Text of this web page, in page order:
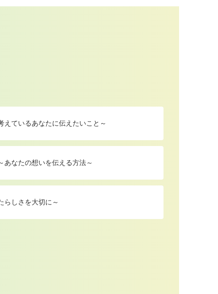
えているあなたに伝えたいこと～
あなたの想いを伝える方法～
らしさを大切に～